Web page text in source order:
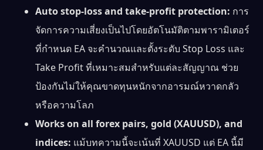
Auto stop-loss and take-profit protection: การ
จัดการความเสี่ยงเป็นไปโดยอัตโนมัติตามพารามิเตอร์
ที่กำหนด EA จะคำนวณและตั้งระดับ Stop Loss และ
Take Profit ที่เหมาะสมสำหรับแต่ละสัญญาณ ช่วย
ป้องกันไม่ให้คุณขาดทุนหนักจากอารมณ์หวาดกลัว
หรือความโลภ
Works on all forex pairs, gold (XAUUSD), and
indices: แม้บทความนี้จะเน้นที่ XAUUSD แต่ EA นี้มี